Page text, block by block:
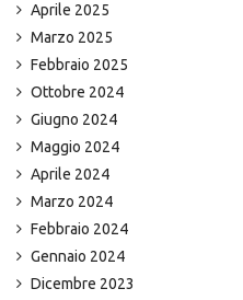
Aprile 2025
Marzo 2025
Febbraio 2025
Ottobre 2024
Giugno 2024
Maggio 2024
Aprile 2024
Marzo 2024
Febbraio 2024
Gennaio 2024
Dicembre 2023